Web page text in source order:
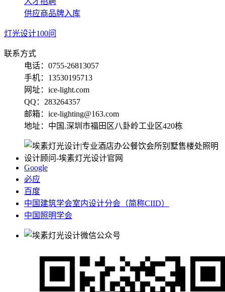
供应商品牌入库
灯光设计100问
联系方式
电话：0755-26813057
手机：13530195713
网址：ice-light.com
QQ：283264357
邮箱：ice-lighting@163.com
地址：中国.深圳市福田区八卦岭工业区420栋
Google
必应
百度
中国建筑学会室内设计分会（简称CIID）
中国照明学会